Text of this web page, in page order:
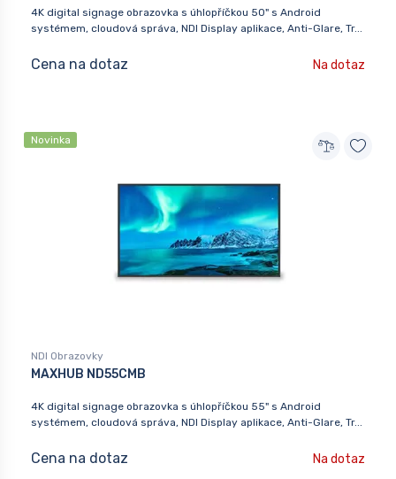
4K digital signage obrazovka s úhlopříčkou 50" s Android
systémem, cloudová správa, NDI Display aplikace, Anti-Glare, Tr...
Cena na dotaz Na dotaz
Novinka
NDI Obrazovky
MAXHUB ND55CMB
4K digital signage obrazovka s úhlopříčkou 55" s Android
systémem, cloudová správa, NDI Display aplikace, Anti-Glare, Tr...
Cena na dotaz Na dotaz